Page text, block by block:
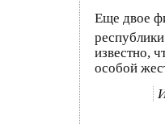
Еще двое
известно,
особой